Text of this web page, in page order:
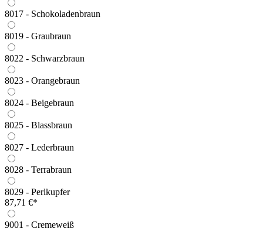
8017 - Schokoladenbraun
8019 - Graubraun
8022 - Schwarzbraun
8023 - Orangebraun
8024 - Beigebraun
8025 - Blassbraun
8027 - Lederbraun
8028 - Terrabraun
8029 - Perlkupfer
87,71 €*
9001 - Cremeweiß